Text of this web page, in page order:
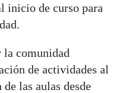
inicio de curso para
la comunidad
de actividades al
las aulas desde